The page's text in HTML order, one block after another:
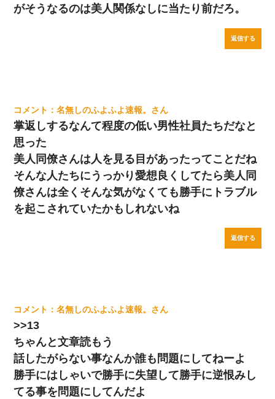
がそうなるのは美人関係なしに当たり前だろ。
返信する
名無しのふよふよ速報。
掌返しするなんて程度の低い男性社員たちだなと
思った
美人同僚さんは人を見る目があったってことだね
そんな人たちにうっかり愛想良くしてたら美人同
僚さんは全くそんな気がなくても勝手にトラブル
を起こされていたかもしれないね
返信する
名無しのふよふよ速報。
>>13
ちゃんと文章読もう
話したがらない事なんか誰も問題にしてねーよ
勝手にはしゃいで勝手に失望して勝手に逆恨みし
てる事を問題にしてんだよ